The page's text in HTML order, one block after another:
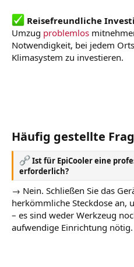
Reisefreundliche
Umzug problemlos
Notwendigkeit, bei jedem
Klimasystem zu investieren.
Häufig gestellte
Ist für EpiCooler eine
erforderlich?
→ Nein. Schließen Sie das
herkömmliche Steckdose an,
– es sind weder Werkzeug
aufwendige Einrichtung nötig.